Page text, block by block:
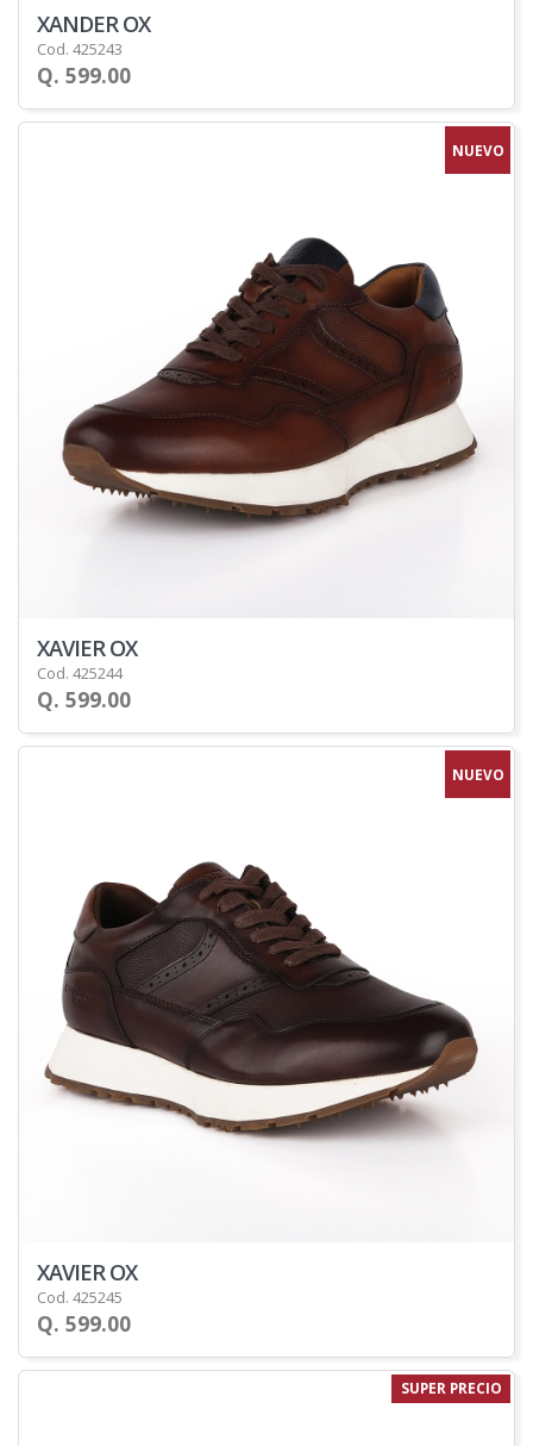
XANDER OX
Cod. 425243
Q. 599.00
NUEVO
XAVIER OX
Cod. 425244
Q. 599.00
NUEVO
XAVIER OX
Cod. 425245
Q. 599.00
SUPER PRECIO